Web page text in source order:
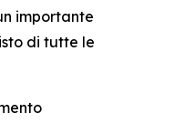
importante
di tutte le